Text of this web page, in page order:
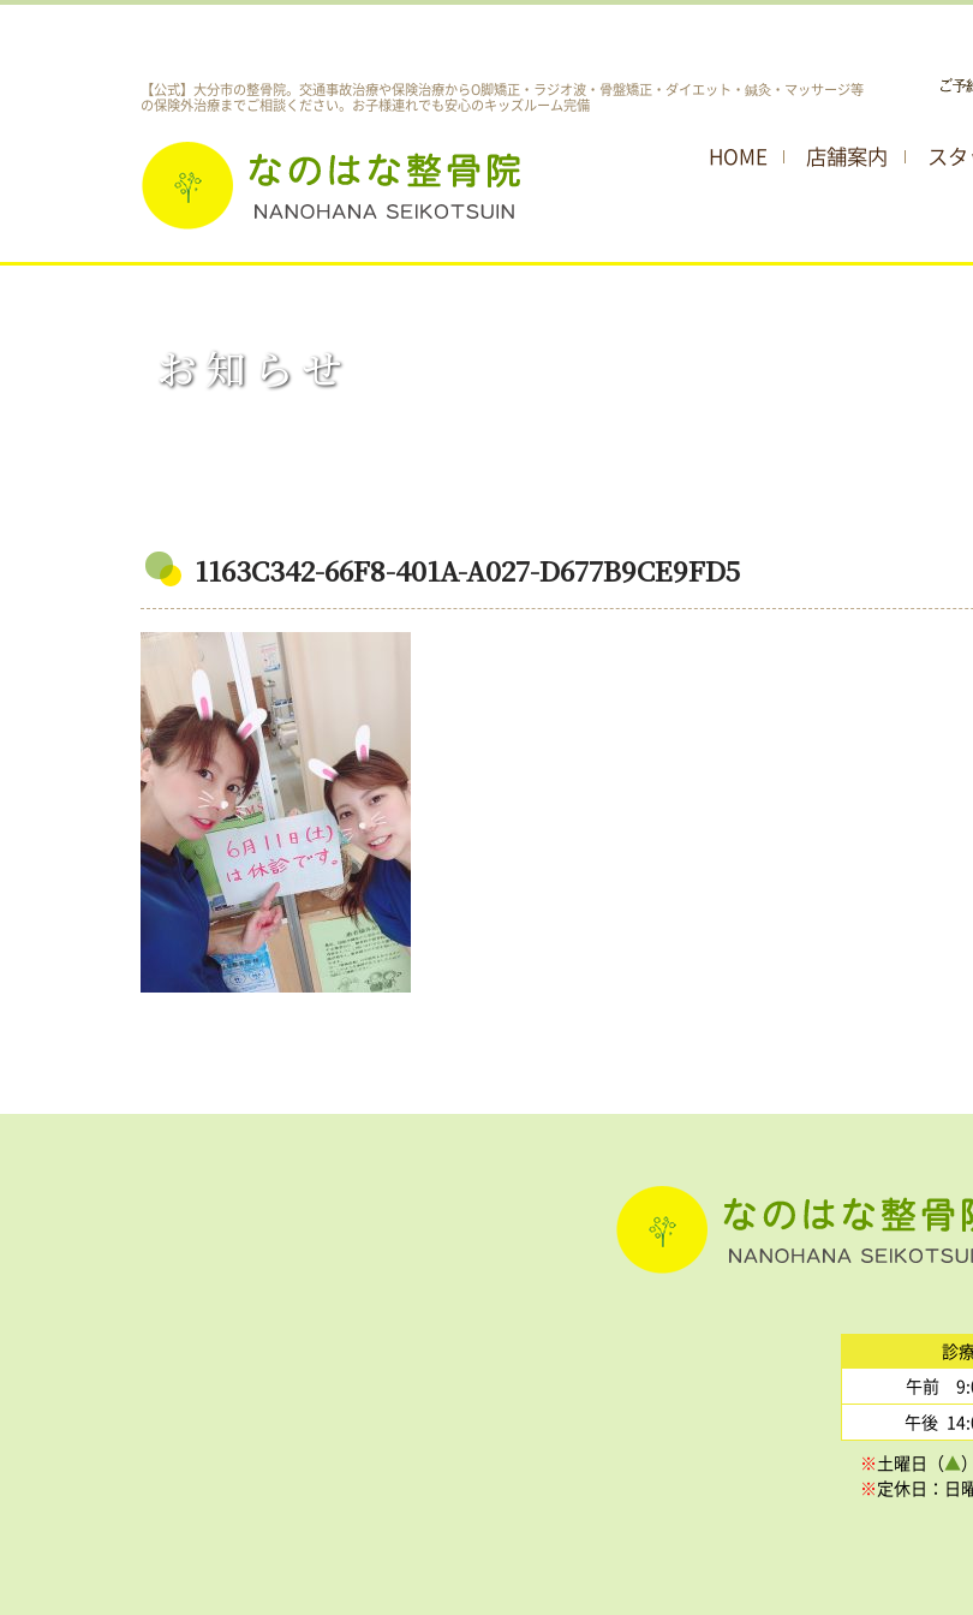
【公式】大分市の整骨院。交通事故治療や保険治療からO脚矯正・ラジオ波・骨盤矯正・ダイエット・鍼灸・マッサージ等
の保険外治療までご相談ください。 お子様連れでも安心のキッズルーム完備
HOME 店舗案内 ス
お知らせ
1163C342-66F8-401A-A027-D677B9CE9FD5
診
午前
午後
※土曜日（▲
※定休日：日